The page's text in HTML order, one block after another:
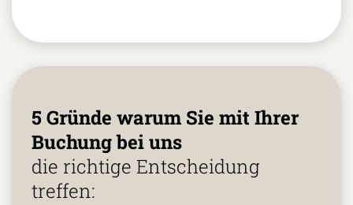
5 Gründe warum Sie mit Ihrer
Buchung bei uns
die richtige Entscheidung
treffen: